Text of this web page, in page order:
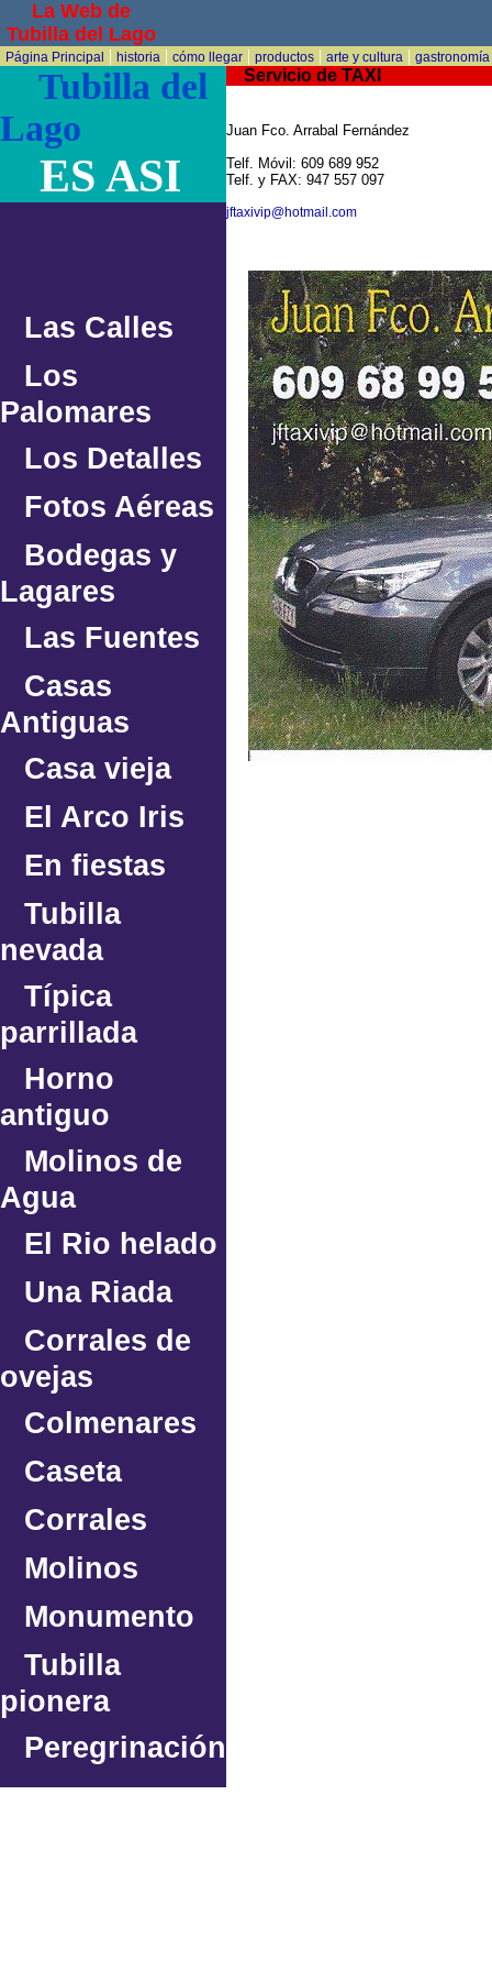
La Web de
Tubilla del Lago
Página Principal | historia | cómo llegar| productos| arte y cultura | gastronomía
Tubilla del
Lago
ES ASI
Las Calles
Los
Palomares
Los Detalles
Fotos Aéreas
Bodegas y
Lagares
Las Fuentes
Casas
Antiguas
Casa vieja
El Arco Iris
En fiestas
Tubilla
nevada
Típica
parrillada
Horno
antiguo
Molinos de
Agua
El Rio helado
Una Riada
Corrales de
ovejas
Colmenares
Caseta
Corrales
Molinos
Monumento
Tubilla
pionera
Peregrinación
Servicio de TAXI
Juan Fco. Arrabal Fernández
Telf. Móvil: 609 689 952
Telf. y FAX: 947 557 097
jftaxivip@hotmail.com